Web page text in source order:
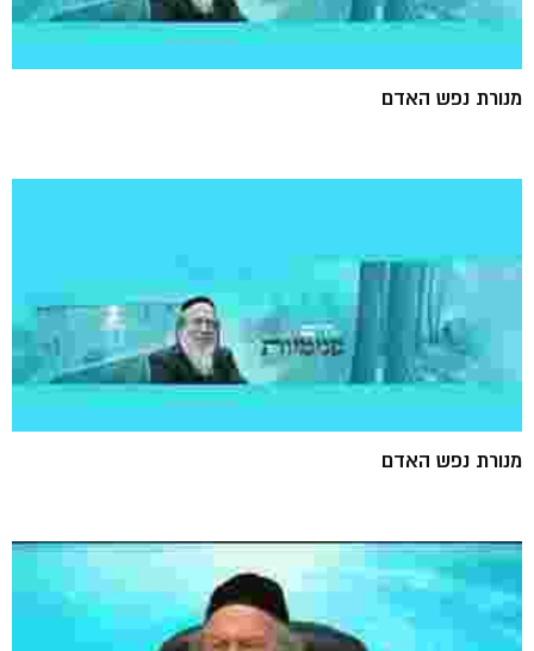
מנורת נפש האדם
מנורת נפש האדם